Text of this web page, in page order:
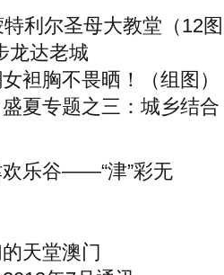
特利尔圣母大教堂（12
龙达老城
袒胸不畏晒！（组图）
夏专题之三：城乡结合
欢乐谷——“津”彩无
天堂澳门